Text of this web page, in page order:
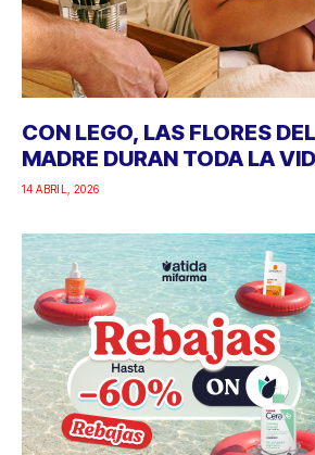
CON LEGO, LAS FLORES
MADRE DURAN TODA LA
14 ABRIL, 2026